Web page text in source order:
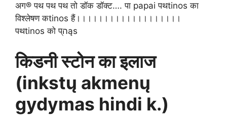
अग® पथ पथ पथ तो डॉक डॉक्ट…. पा papai पथtinos का
विश्लेषण कtinos हैं।।।।।।।।।।।।।।।।।।।
पथtinos को प्הąs
किडनी स्टोन का इलाज
(inkstų akmenų
gydymas hindi k.)